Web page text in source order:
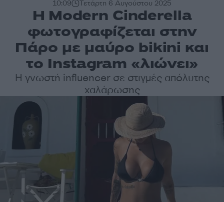
10:09 Τετάρτη 6 Αυγούστου 2025
H Modern Cinderella
φωτογραφίζεται στην
Πάρο με μαύρο bikini και
το Instagram «λιώνει»
Η γνωστή influencer σε στιγμές απόλυτης
χαλάρωσης